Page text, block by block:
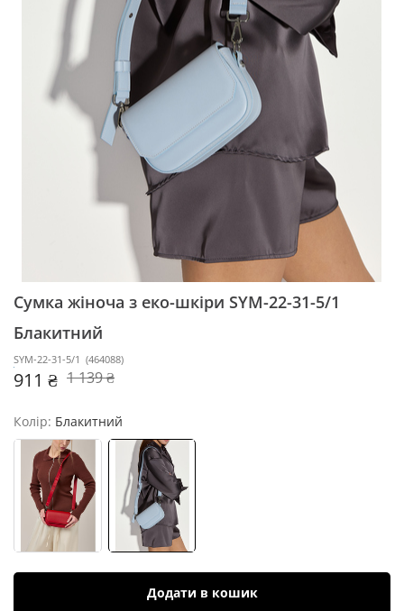
Сумка жіноча з еко-шкіри SYM-22-31-5/1
Блакитний
SYM-22-31-5/1 (464088)
911 ₴ 1 139 ₴
Колір: Блакитний
Додати в кошик